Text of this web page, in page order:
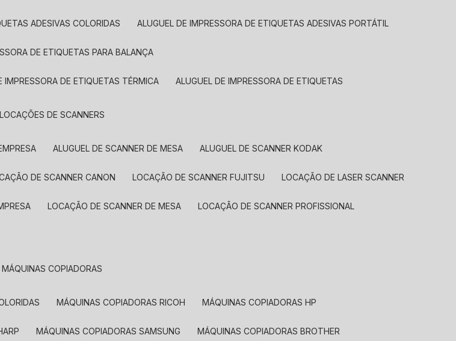
ADESIVAS COLORIDAS ALUGUEL DE IMPRESSORA DE ETIQUETAS ADESIVAS PORTÁTIL
DE ETIQUETAS PARA BALANÇA
IMPRESSORA DE ETIQUETAS TÉRMICA ALUGUEL DE IMPRESSORA DE ETIQUETAS
LOCAÇÕES DE SCANNERS
ALUGUEL DE SCANNER DE MESA ALUGUEL DE SCANNER KODAK
DE SCANNER CANON LOCAÇÃO DE SCANNER FUJITSU LOCAÇÃO DE LASER SCANNER
LOCAÇÃO DE SCANNER DE MESA LOCAÇÃO DE SCANNER PROFISSIONAL
MÁQUINAS COPIADORAS
MÁQUINAS COPIADORAS RICOH MÁQUINAS COPIADORAS HP
MÁQUINAS COPIADORAS SAMSUNG MÁQUINAS COPIADORAS BROTHER